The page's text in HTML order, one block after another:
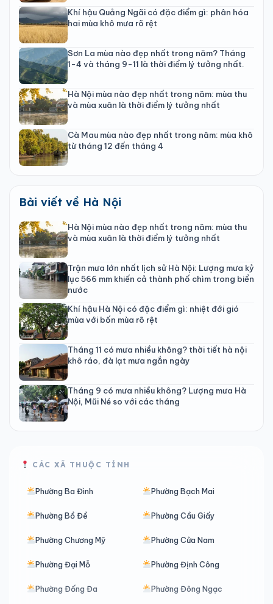
Khí hậu Quảng Ngãi có đặc điểm gì: phân hóa
hai mùa khô mưa rõ rệt
Sơn La mùa nào đẹp nhất trong năm? Tháng
1-4 và tháng 9-11 là thời điểm lý tưởng nhất.
Hà Nội mùa nào đẹp nhất trong năm: mùa thu
và mùa xuân là thời điểm lý tưởng nhất
Cà Mau mùa nào đẹp nhất trong năm: mùa khô
từ tháng 12 đến tháng 4
Bài viết về Hà Nội
Hà Nội mùa nào đẹp nhất trong năm: mùa thu
và mùa xuân là thời điểm lý tưởng nhất
Trận mưa lớn nhất lịch sử Hà Nội: Lượng mưa kỷ
lục 566 mm khiến cả thành phố chìm trong biển
nước
Khí hậu Hà Nội có đặc điểm gì: nhiệt đới gió
mùa với bốn mùa rõ rệt
Tháng 11 có mưa nhiều không? thời tiết hà nội
khô ráo, đà lạt mưa ngắn ngày
Tháng 9 có mưa nhiều không? Lượng mưa Hà
Nội, Mũi Né so với các tháng
CÁC XÃ THUỘC TỈNH
Phường Ba Đình Phường Bạch Mai
Phường Bồ Đề Phường Cầu Giấy
Phường Chương Mỹ Phường Cửa Nam
Phường Đại Mỗ Phường Định Công
Phường Đống Đa Phường Đông Ngạc